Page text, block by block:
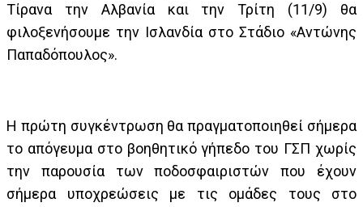
Τίρανα την Αλβανία και την Τρίτη (11/9) θα
φιλοξενήσουμε την Ισλανδία στο Στάδιο «Αντώνης
Παπαδόπουλος».
Η πρώτη συγκέντρωση θα πραγματοποιηθεί σήμερα
το απόγευμα στο βοηθητικό γήπεδο του ΓΣΠ χωρίς
την παρουσία των ποδοσφαιριστών που έχουν
σήμερα υποχρεώσεις με τις ομάδες τους στο